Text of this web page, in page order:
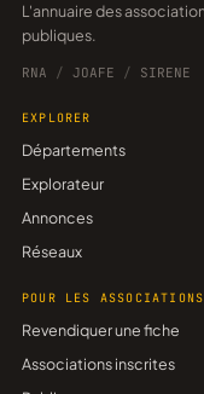
L'annuaire des associations françaises, construit sur les données
publiques.
RNA / JOAFE / SIRENE
EXPLORER
Départements
Explorateur
Annonces
Réseaux
POUR LES ASSOCIATIONS
Revendiquer une fiche
Associations inscrites